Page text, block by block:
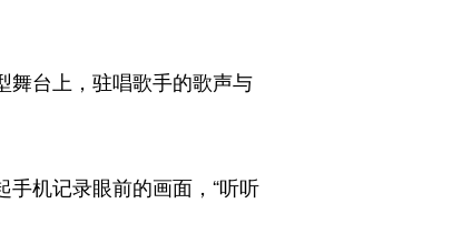
台上，驻唱歌手的歌声与
机记录眼前的画面，“听听